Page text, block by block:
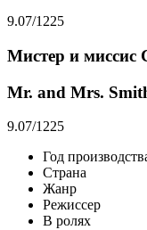
9.07/1225
Мистер и миссис
Mr. and Mrs.
9.07/1225
Год
Страна
Жанр
Режиссер
В ролях